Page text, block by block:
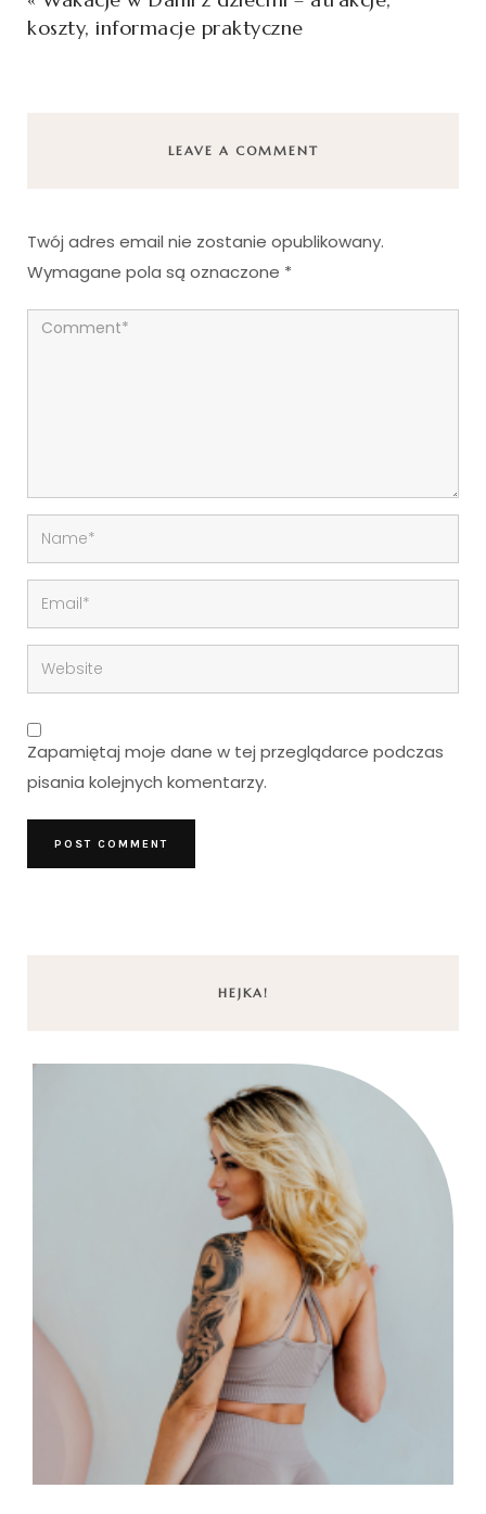
koszty, informacje praktyczne
LEAVE A COMMENT
Twój adres email nie zostanie opublikowany.
Wymagane pola są oznaczone *
Zapamiętaj moje dane w tej przeglądarce podczas
pisania kolejnych komentarzy.
HEJKA!